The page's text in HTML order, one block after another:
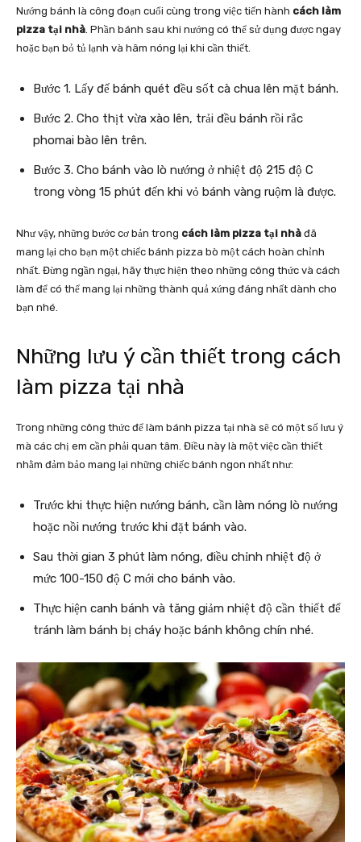
Nướng bánh là công đoạn cuối cùng trong việc tiến hành cách làm
pizza tại nhà. Phần bánh sau khi nướng có thể sử dụng được ngay
hoặc bạn bỏ tủ lạnh và hâm nóng lại khi cần thiết.
Bước 1. Lấy đế bánh quét đều sốt cà chua lên mặt bánh.
Bước 2. Cho thịt vừa xào lên, trải đều bánh rồi rắc
phomai bào lên trên.
Bước 3. Cho bánh vào lò nướng ở nhiệt độ 215 độ C
trong vòng 15 phút đến khi vỏ bánh vàng ruộm là được.
Như vậy, những bước cơ bản trong cách làm pizza tại nhà đã
mang lại cho bạn một chiếc bánh pizza bò một cách hoàn chỉnh
nhất. Đừng ngần ngại, hãy thực hiện theo những công thức và cách
làm để có thể mang lại những thành quả xứng đáng nhất dành cho
bạn nhé.
Những lưu ý cần thiết trong cách
làm pizza tại nhà
Trong những công thức để làm bánh pizza tại nhà sẽ có một số lưu ý
mà các chị em cần phải quan tâm. Điều này là một việc cần thiết
nhằm đảm bảo mang lại những chiếc bánh ngon nhất như:
Trước khi thực hiện nướng bánh, cần làm nóng lò nướng
hoặc nồi nướng trước khi đặt bánh vào.
Sau thời gian 3 phút làm nóng, điều chỉnh nhiệt độ ở
mức 100-150 độ C mới cho bánh vào.
Thực hiện canh bánh và tăng giảm nhiệt độ cần thiết để
tránh làm bánh bị cháy hoặc bánh không chín nhé.